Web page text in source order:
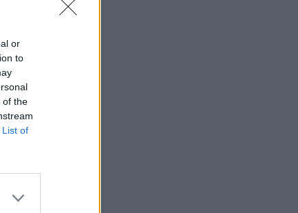
or
to
of the
List of